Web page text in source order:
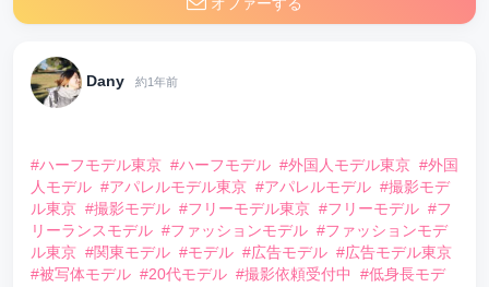
Dany 約1年前
#ハーフモデル東京 #ハーフモデル #外国人モデル東京 #外国
人モデル #アパレルモデル東京 #アパレルモデル #撮影モデ
ル東京 #撮影モデル #フリーモデル東京 #フリーモデル #フ
リーランスモデル #ファッションモデル #ファッションモデ
ル東京 #関東モデル #モデル #広告モデル #広告モデル東京
#被写体モデル #20代モデル #撮影依頼受付中
#低身長モデ